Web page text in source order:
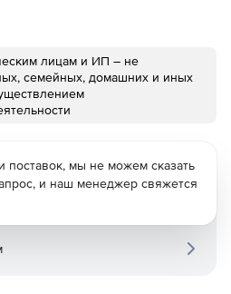
лицам и ИП – не
семейных, домашних и иных
поставок, мы не можем сказать
и наш менеджер свяжется